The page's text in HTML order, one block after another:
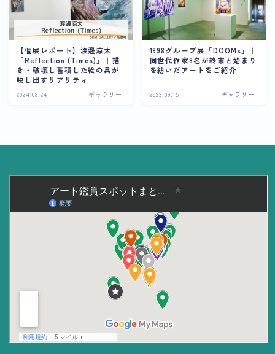
美術館・博物館
オルタナティブスペース
アートフェア
アート探究
用語解説
データ・メディア
買う
【個展レポート】渡邊涼太
「Reflection (Times)」｜描
き・破壊し蓄積した絵の具が
映し出すリアリティ
2024.08.24 ギャラリー
1998グループ展「DOOMs」｜
同世代作家8名が終末と始まり
を紡いだアートをご紹介
2023.09.15 ギャラリー